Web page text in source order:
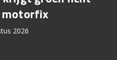
2026